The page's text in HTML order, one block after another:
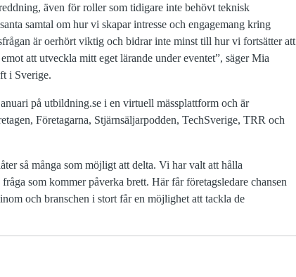
även för roller som tidigare inte behövt teknisk
samtal om hur vi skapar intresse och engagemang kring
är oerhört viktig och bidrar inte minst till hur vi fortsätter att
att utveckla mitt eget lärande under eventet”, säger Mia
i Sverige.
på utbildning.se i en virtuell mässplattform och är
Företagarna, Stjärnsäljarpodden, TechSverige, TRR och
så många som möjligt att delta. Vi har valt att hålla
som kommer påverka brett. Här får företagsledare chansen
och branschen i stort får en möjlighet att tackla de